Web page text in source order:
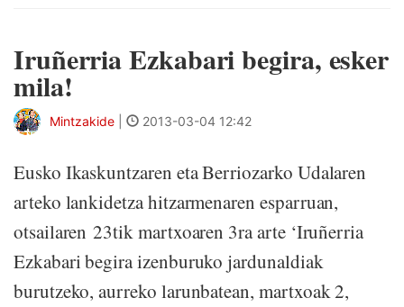
Iruñerria Ezkabari begira, esker
mila!
Mintzakide 2013-03-04 12:42
Eusko Ikaskuntzaren eta Berriozarko Udalaren
arteko lankidetza hitzarmenaren esparruan,
otsailaren 23tik martxoaren 3ra arte ‘Iruñerria
Ezkabari begira izenburuko jardunaldiak
burutzeko, aurreko larunbatean, martxoak 2,